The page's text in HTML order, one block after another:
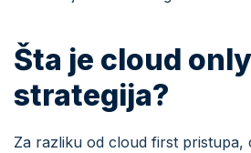
Šta je cloud only
strategija?
Za razliku od cloud first pristupa,